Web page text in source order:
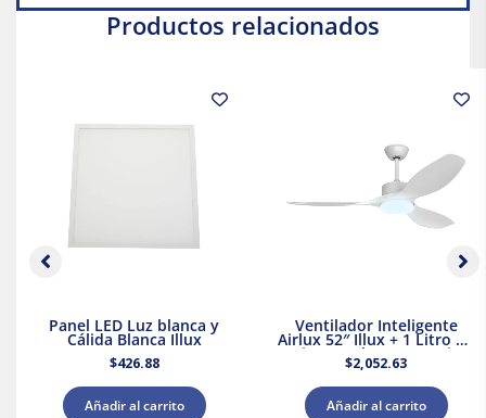
Productos relacionados
Panel LED Luz blanca y
Cálida Blanca Illux
$426.88
Añadir al carrito
Ventilador Inteligente
Airlux 52″ Illux + 1 Litro de
Pintura Blanca Acuario
$2,052.63
Añadir al carrito